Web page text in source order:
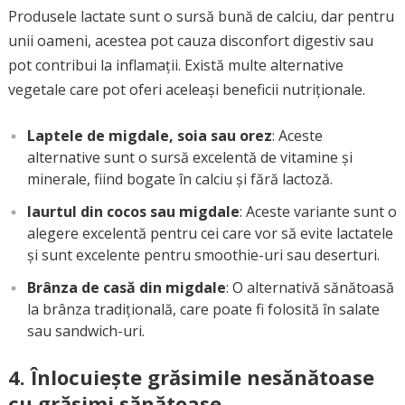
Produsele lactate sunt o sursă bună de calciu, dar pentru
unii oameni, acestea pot cauza disconfort digestiv sau
pot contribui la inflamații. Există multe alternative
vegetale care pot oferi aceleași beneficii nutriționale.
Laptele de migdale, soia sau orez: Aceste
alternative sunt o sursă excelentă de vitamine și
minerale, fiind bogate în calciu și fără lactoză.
Iaurtul din cocos sau migdale: Aceste variante sunt o
alegere excelentă pentru cei care vor să evite lactatele
și sunt excelente pentru smoothie-uri sau deserturi.
Brânza de casă din migdale: O alternativă sănătoasă
la brânza tradițională, care poate fi folosită în salate
sau sandwich-uri.
4.Înlocuiește grăsimile nesănătoase